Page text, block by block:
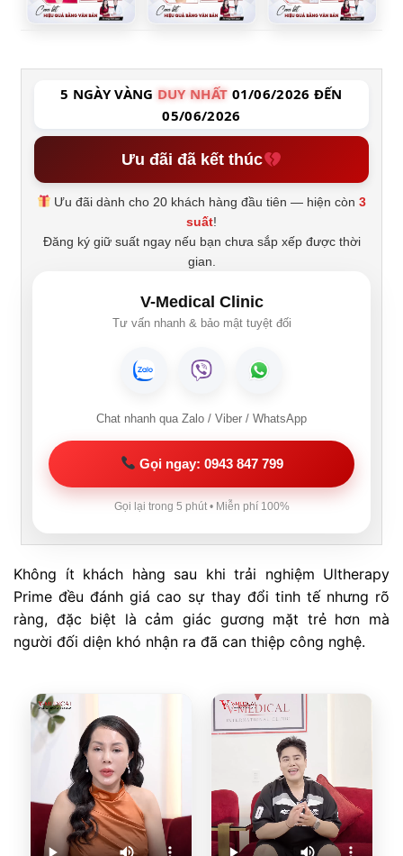
5 NGÀY VÀNG DUY NHẤT 01/06/2026 ĐẾN
05/06/2026
Ưu đãi đã kết thúc
Ưu đãi dành cho 20 khách hàng đầu tiên — hiện còn3
suất!
Đăng ký giữ suất ngay nếu bạn chưa sắp xếp được thời
gian.
V-Medical Clinic
Tư vấn nhanh & bảo mật tuyệt đối
Chat nhanh qua Zalo / Viber / WhatsApp
Gọi ngay: 0943 847 799
Gọi lại trong 5 phút • Miễn phí 100%
Không ít khách hàng sau khi trải nghiệm Ultherapy
Prime đều đánh giá cao sự thay đổi tinh tế nhưng rõ
ràng, đặc biệt là cảm giác gương mặt trẻ hơn mà
người đối diện khó nhận ra đã can thiệp công nghệ.